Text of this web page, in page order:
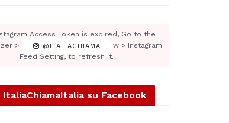
@ITALIACHIAMA
Access Token is expired, Go to the
> JNews : Social, Like & View > Instagram
Feed Setting, to refresh it.
ItaliaChiamaItalia su Facebook